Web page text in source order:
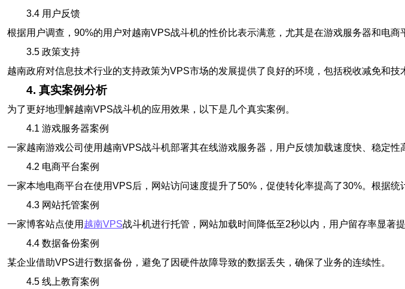
3.4 用户反馈
根据用户调查，90%的用户对越南VPS战斗机的性价比表示满意，尤其是在游戏服务器和电商
3.5 政策支持
越南政府对信息技术行业的支持政策为VPS市场的发展提供了良好的环境，包括税收减免和技
4. 真实案例分析
为了更好地理解越南VPS战斗机的应用效果，以下是几个真实案例。
4.1 游戏服务器案例
一家越南游戏公司使用越南VPS战斗机部署其在线游戏服务器，用户反馈加载速度快、稳定性
4.2 电商平台案例
一家本地电商平台在使用VPS后，网站访问速度提升了50%，促使转化率提高了30%。根据
4.3 网站托管案例
一家博客站点使用 越南VPS战斗机进行托管，网站加载时间降低至2秒以内，用户留存率显著提
4.4 数据备份案例
某企业借助VPS进行数据备份，避免了因硬件故障导致的数据丢失，确保了业务的连续性。
4.5 线上教育案例